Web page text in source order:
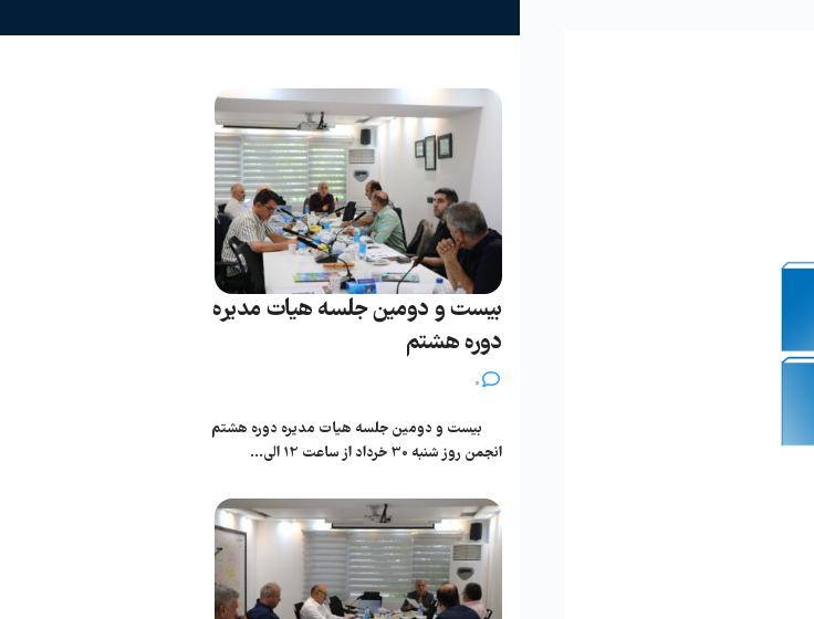
بیست و دومین جلسه هیات مدیره
دوره هشتم
بیست و دومین جلسه هیات مدیره دوره هشتم
انجمن روز شنبه 30 خرداد از ساعت 12 الی...